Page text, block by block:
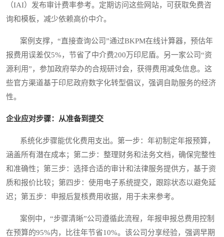
（IAI）发布审计费率参考。定期访问这些网站，可获取免费咨
询和模板，减少依赖高价中介。
案例支撑，“直接查询公司”通过BKPM在线计算器，预估年
报费用误差仅5%，节省了中介费200万印尼盾。另一家公司“资
源利用”，参加政府举办的合规研讨会，获得费用减免信息。这
些官方渠道基于印尼政府数字化转型倡议，强调自助服务的经济
性。
企业应对步骤：从准备到提交
系统化步骤能优化费用支出。第一步：年初制定年报预算，
涵盖所有潜在成本；第二步：整理财务和法务文档，确保完整性
和准确性；第三步：选择合适的审计和法律服务提供方，基于资
质和报价比较；第四步：使用电子系统提交，跟踪状态以避免延
迟；第五步：申报后复核费用收据，用于未来参考。
案例中，“步骤清晰”公司遵循此流程，年报申报总费用控制
在预算的95%内，比往年节省10%。该公司分享经验，强调早期